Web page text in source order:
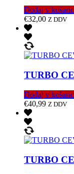
Dodaj v
€32,00 Z DDV
TURBO
Dodaj v
€40,99 Z DDV
TURBO